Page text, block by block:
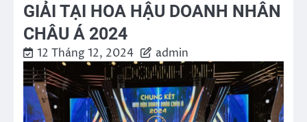
GIẢI TẠI HOA HẬU DOANH NHÂN
CHÂU Á 2024
12 Tháng 12, 2024 admin